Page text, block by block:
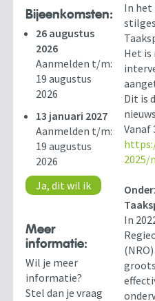
Bijeenkomsten:
26 augustus
2026
Aanmelden t/m:
19 augustus
2026
13 januari 2027
Aanmelden t/m:
19 augustus
2026
Ja, dit wil ik
Meer
informatie:
Wil je meer
informatie?
Stel dan je vraag
In het
Het is
Dit is
Vanaf
2025/
In